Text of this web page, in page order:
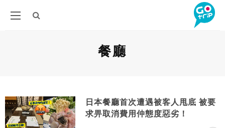
餐廳
日本餐廳首次遭遇被客人甩底 被要
求畀取消費用仲態度惡劣！